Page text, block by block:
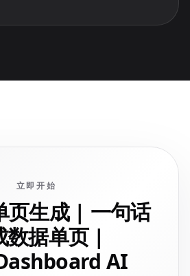
立即开始
页生成 | 一句话
数据单页 |
AI